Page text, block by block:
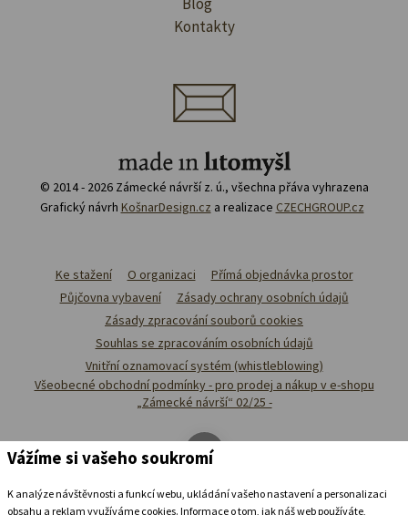
Kontakty
© 2014 - 2026 Zámecké návrší z. ú., všechna přáva vyhrazena
Grafický návrh KošnarDesign.cz a realizace CZECHGROUP.cz
Ke stažení O organizaci
Přímá objednávka prostor
Půjčovna vybavení
Zásady ochrany osobních údajů
Zásady zpracování souborů cookies
Souhlas se zpracováním osobních údajů
Vnitřní oznamovací systém (whistleblowing)
Všeobecné obchodní podmínky - pro prodej a nákup v e-shopu
„Zámecké návrší“ 02/25 -
Vážíme si vašeho soukromí
K analýze návštěvnosti a funkcí webu, ukládání vašeho nastavení a personalizaci
obsahu a reklam využíváme cookies. Informace o tom, jak náš web používáte,